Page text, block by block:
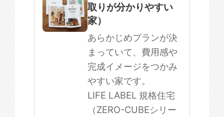
SOWOOD
まだ何も決まっていない
取りが分かりやすい
家）
あらかじめプランが決
まっていて、費用感や
完成イメージをつかみ
やすい家です。
LIFE LABEL 規格住宅
（ZERO-CUBEシリー